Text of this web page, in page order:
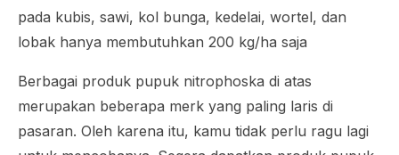
pada kubis, sawi, kol bunga, kedelai, wortel, dan
lobak hanya membutuhkan 200 kg/ha saja
Berbagai produk pupuk nitrophoska di atas
merupakan beberapa merk yang paling laris di
pasaran. Oleh karena itu, kamu tidak perlu ragu lagi